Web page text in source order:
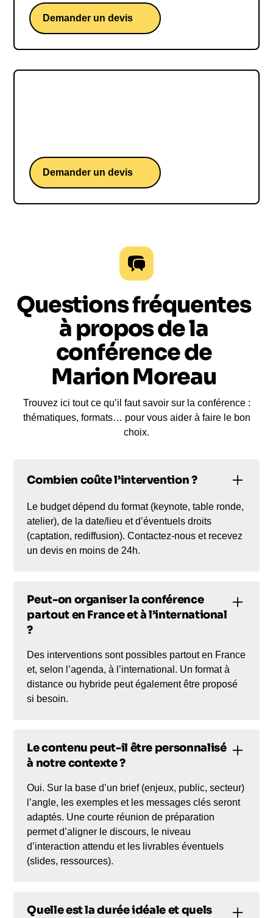
Demander un devis
Demander un devis
Questions fréquentes
à propos de la
conférence de
Marion Moreau
Trouvez ici tout ce qu’il faut savoir sur la conférence :
thématiques, formats… pour vous aider à faire le bon
choix.
Combien coûte l’intervention ?
Le budget dépend du format (keynote, table ronde,
atelier), de la date/lieu et d’éventuels droits
(captation, rediffusion). Contactez-nous et recevez
un devis en moins de 24h.
Peut-on organiser la conférence
partout en France et à l’international
?
Des interventions sont possibles partout en France
et, selon l’agenda, à l’international. Un format à
distance ou hybride peut également être proposé
si besoin.
Le contenu peut-il être personnalisé
à notre contexte ?
Oui. Sur la base d’un brief (enjeux, public, secteur)
l’angle, les exemples et les messages clés seront
adaptés. Une courte réunion de préparation
permet d’aligner le discours, le niveau
d’interaction attendu et les livrables éventuels
(slides, ressources).
Quelle est la durée idéale et quels